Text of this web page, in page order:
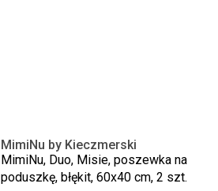
MimiNu by Kieczmerski
MimiNu, Duo, Misie, poszewka na
poduszkę, błękit, 60x40 cm, 2 szt.